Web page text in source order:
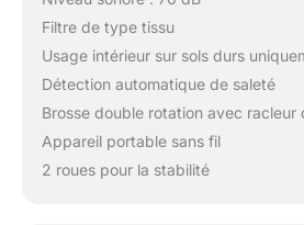
Filtre de type tissu
Usage intérieur sur sols durs
Détection automatique de saleté
Brosse double rotation avec racleur
Appareil portable sans fil
2 roues pour la stabilité